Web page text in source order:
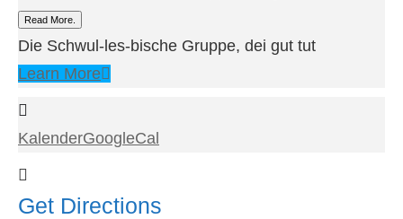
Read More.
Die Schwul-les-bische Gruppe, dei gut tut
Learn More
KalenderGoogleCal
Get Directions